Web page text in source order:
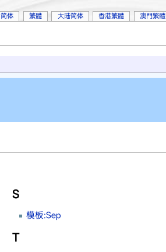
S
模板:Sep
T
简体 繁體 大陆简体 香港繁體 澳門繁體